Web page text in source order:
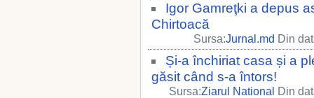
Igor Gamreţki a depus
Chirtoacă
Sursa:Jurnal.md Din
Și-a închiriat casa și a
găsit când s-a întors!
Sursa:Ziarul National Din